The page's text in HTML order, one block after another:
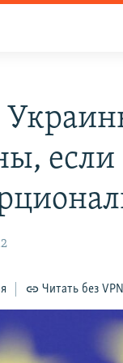
Читать без VPN